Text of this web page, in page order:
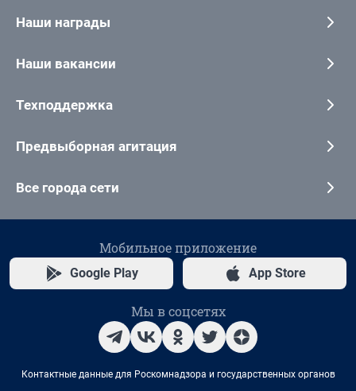
Наши награды
Наши вакансии
Техподдержка
Предвыборная агитация
Все города сети
Мобильное приложение
Google Play App Store
Мы в соцсетях
Контактные данные для Роскомнадзора и государственных органов